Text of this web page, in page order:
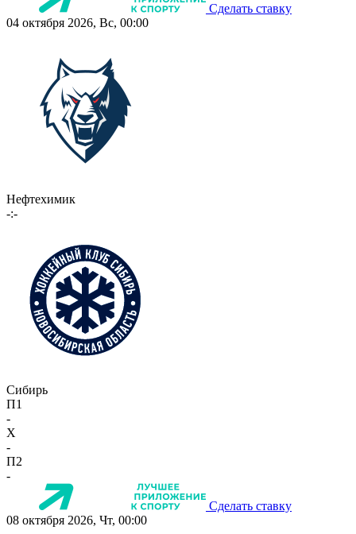
Сделать ставку
04 октября 2026, Вс, 00:00
Нефтехимик
-:-
Сибирь
П1
-
X
-
П2
-
Сделать ставку
08 октября 2026, Чт, 00:00